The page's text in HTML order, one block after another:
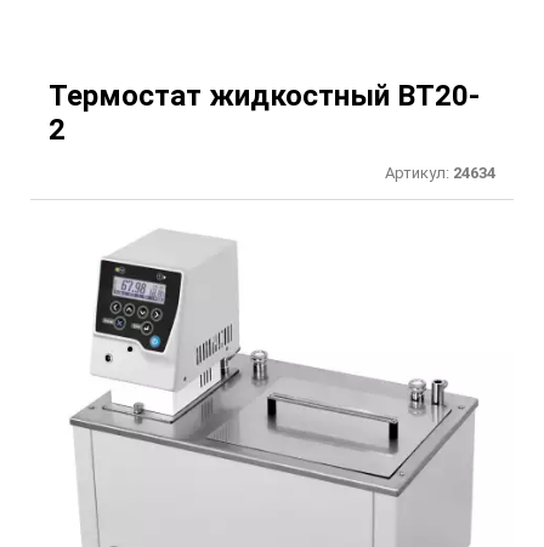
Термостат жидкостный ВТ20-
2
Артикул: 24634